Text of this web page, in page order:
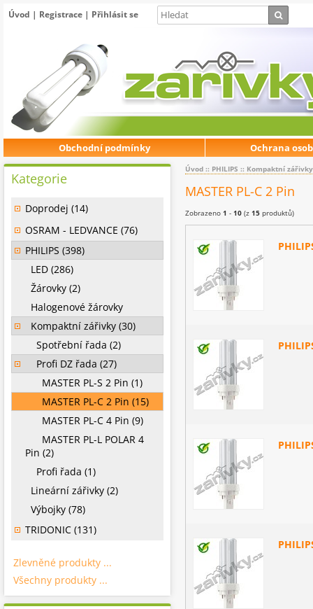
Úvod | Registrace | Přihlásit se
Obchodní podmínky Ochrana
Úvod :: PHILIPS :: Kompaktní zářivky
MASTER PL-C 2 Pin
Zobrazeno 1 - 10 (z 15 produktů)
Kategorie
Doprodej (14)
OSRAM - LEDVANCE (76)
PHILIPS (398)
LED (286)
Žárovky (2)
Halogenové žárovky
Kompaktní zářivky (30)
Spotřební řada (2)
Profi DZ řada (27)
MASTER PL-S 2 Pin (1)
MASTER PL-C 2 Pin (15)
MASTER PL-C 4 Pin (9)
MASTER PL-L POLAR 4
Pin (2)
Profi řada (1)
Lineární zářivky (2)
Výbojky (78)
TRIDONIC (131)
Zlevněné produkty ...
Všechny produkty ...